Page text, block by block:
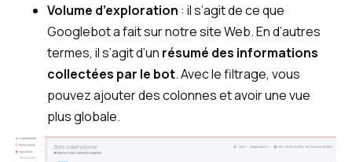
Volume d’exploration : il s’agit de ce que
Googlebot a fait sur notre site Web. En d’autres
termes, il s’agit d’un résumé des informations
collectées par le bot. Avec le filtrage, vous
pouvez ajouter des colonnes et avoir une vue
plus globale.